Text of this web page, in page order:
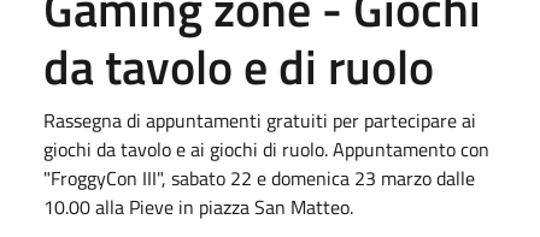
da tavolo e di ruolo
Rassegna di appuntamenti gratuiti per partecipare ai
giochi da tavolo e ai giochi di ruolo. Appuntamento con
"FroggyCon III", sabato 22 e domenica 23 marzo dalle
10.00 alla Pieve in piazza San Matteo.